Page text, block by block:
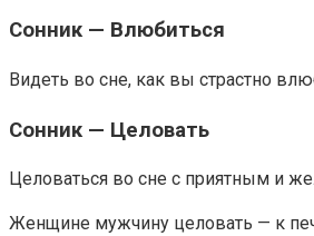
Сонник — Влюбиться
Видеть во сне, как вы страстно
Сонник — Целовать
Целоваться во сне с приятным и
Женщине мужчину целовать — к